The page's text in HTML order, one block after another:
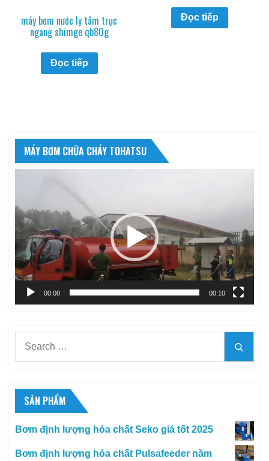
máy bơm nước ly tâm trục
ngang shimge qb80g
Đọc tiếp
Đọc tiếp
MÁY BƠM CHỮA CHÁY TOHATSU
Video
00:00 00:10
SẢN PHẨM
Bơm định lượng hóa chất Seko giá tốt 2025
Bơm định lượng hóa chất Pulsafeeder năm